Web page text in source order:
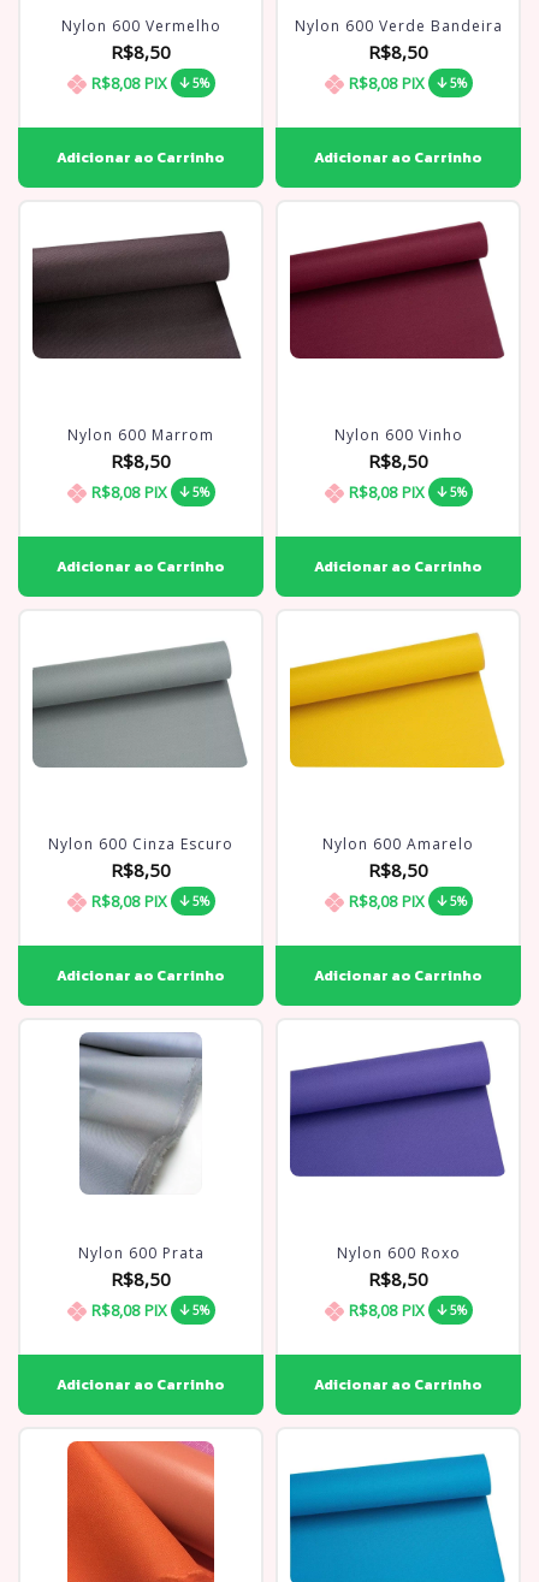
Nylon 600 Vermelho
R$8,50
R$8,08 PIX 5%
Nylon 600 Verde Bandeira
R$8,50
R$8,08 PIX 5%
Nylon 600 Marrom
R$8,50
R$8,08 PIX 5%
Nylon 600 Vinho
R$8,50
R$8,08 PIX 5%
Nylon 600 Cinza Escuro
R$8,50
R$8,08 PIX 5%
Nylon 600 Amarelo
R$8,50
R$8,08 PIX 5%
Nylon 600 Prata
R$8,50
R$8,08 PIX 5%
Nylon 600 Roxo
R$8,50
R$8,08 PIX 5%